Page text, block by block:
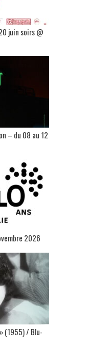
juin soirs @
– du 08 au 12
2026
(1955) / Blu-